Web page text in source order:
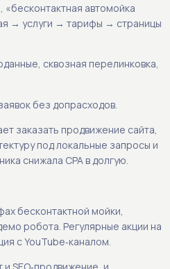
автомойка
→ услуги → тарифы → страницы
сквозная перелинковка,
без допрасходов.
заказать продвижение сайта,
под локальные запросы и
снижала CPA в долгую.
бесконтактной мойки,
робота. Регулярные акции на
с YouTube‑каналом.